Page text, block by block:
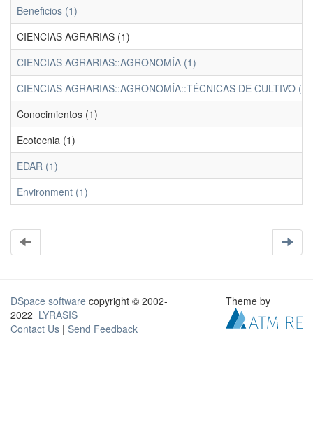
Beneficios (1)
CIENCIAS AGRARIAS (1)
CIENCIAS AGRARIAS::AGRONOMÍA (1)
CIENCIAS AGRARIAS::AGRONOMÍA::TÉCNICAS DE CULTIVO (1)
Conocimientos (1)
Ecotecnia (1)
EDAR (1)
Environment (1)
DSpace software copyright © 2002-
2022 LYRASIS
Contact Us | Send Feedback
Theme by